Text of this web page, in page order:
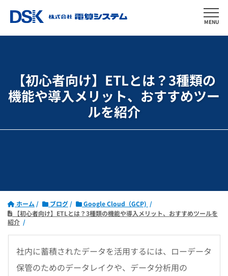
MENU
【初心者向け】ETLとは？3種類の
機能や導入メリット、おすすめツー
ルを紹介
ホーム ブログ
Google Cloud（GCP)
【初心者向け】ETLとは？3種類の機能や導入メリット、おすすめツールを
紹介
社内に蓄積されたデータを活用するには、ローデータ
保管のためのデータレイクや、データ分析用の